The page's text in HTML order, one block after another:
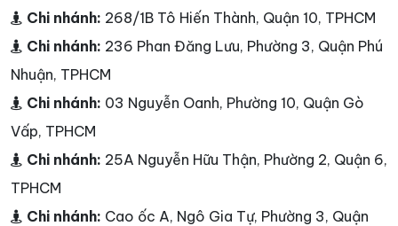
Chi nhánh: 268/1B Tô Hiến Thành, Quận 10, TPHCM
Chi nhánh: 236 Phan Đăng Lưu, Phường 3, Quận Phú
Nhuận, TPHCM
Chi nhánh: 03 Nguyễn Oanh, Phường 10, Quận Gò
Vấp, TPHCM
Chi nhánh: 25A Nguyễn Hữu Thận, Phường 2, Quận 6,
TPHCM
Chi nhánh: Cao ốc A, Ngô Gia Tự, Phường 3, Quận